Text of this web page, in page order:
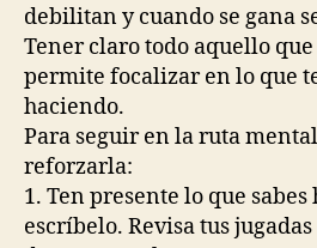
debilitan y cuando se gana
Tener claro todo aquello que
permite focalizar en lo que
haciendo.
Para seguir en la ruta
reforzarla:
1. Ten presente lo que
escríbelo. Revisa tus jugadas